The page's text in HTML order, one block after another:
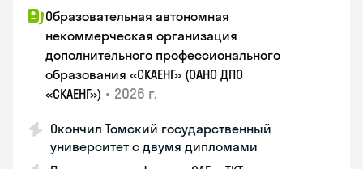
Образовательная автономная
некоммерческая организация
дополнительного профессионального
образования «СКАЕНГ» (ОАНО ДПО
«СКАЕНГ») • 2026 г.
Окончил Томский государственный
университет с двумя дипломами